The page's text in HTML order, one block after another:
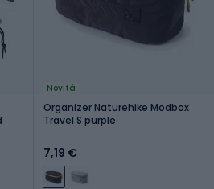
Novità
Organizer Naturehike Modbox
Travel S purple
7,19 €